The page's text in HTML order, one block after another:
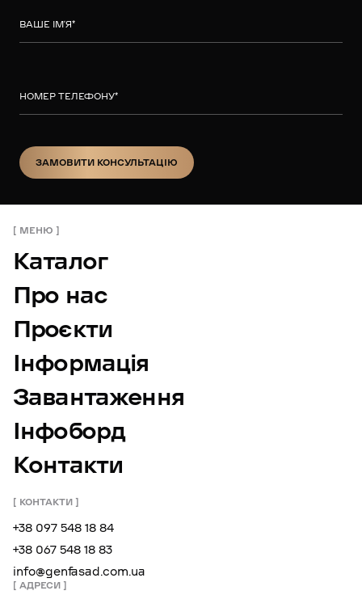
ВАШЕ ІМ’Я*
НОМЕР ТЕЛЕФОНУ*
ЗАМОВИТИ КОНСУЛЬТАЦІЮ
МЕНЮ
Каталог
Про нас
Проєкти
Інформація
Завантаження
Інфоборд
Контакти
КОНТАКТИ
+38 097 548 18 84
+38 067 548 18 83
info@genfasad.com.ua
АДРЕСИ